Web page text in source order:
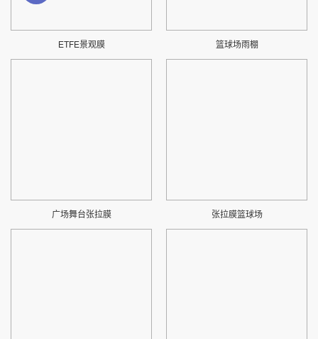
ETFE景观膜 篮球场雨棚
广场舞台张拉膜 张拉膜篮球场